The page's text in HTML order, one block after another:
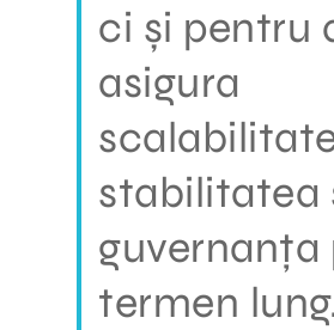
ci și pentru
asigura
stabilitatea
guvernanța
termen